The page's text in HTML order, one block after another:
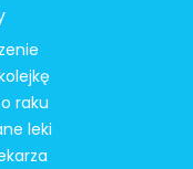
raku
leki